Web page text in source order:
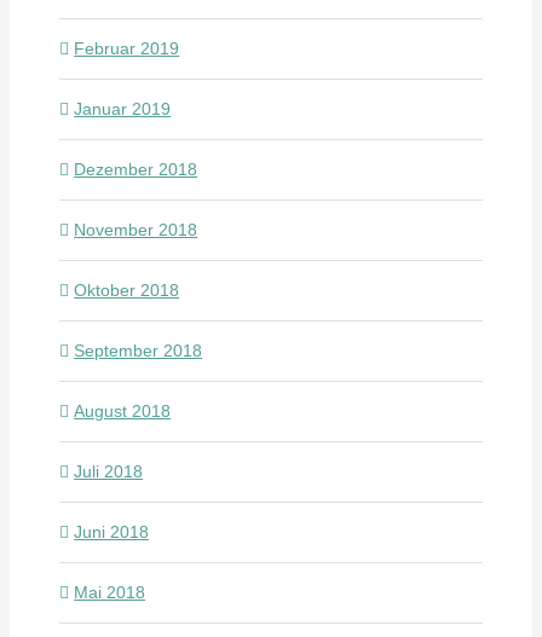
Februar 2019
Januar 2019
Dezember 2018
November 2018
Oktober 2018
September 2018
August 2018
Juli 2018
Juni 2018
Mai 2018